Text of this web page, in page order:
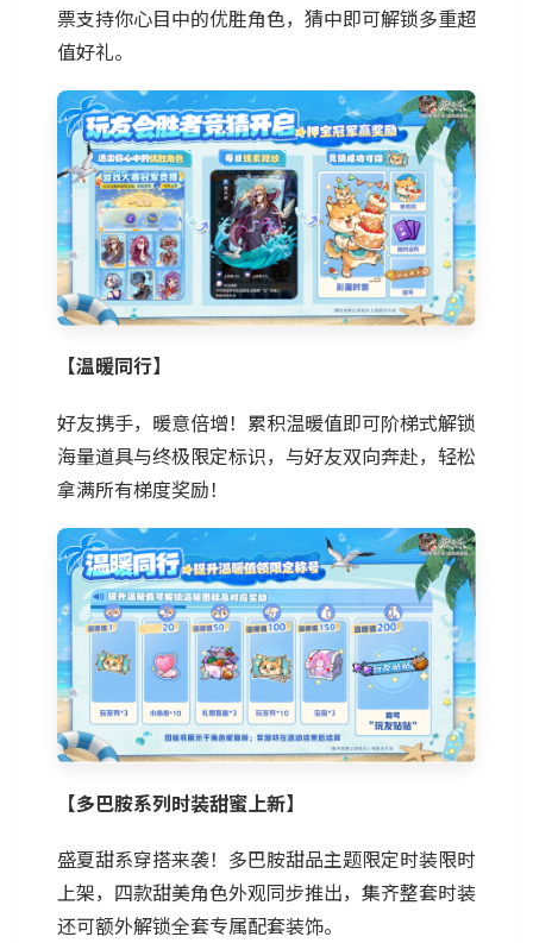
票支持你心目中的优胜角色，猜中即可解锁多重超
值好礼。
【温暖同行】
好友携手，暖意倍增！累积温暖值即可阶梯式解锁
海量道具与终极限定标识，与好友双向奔赴，轻松
拿满所有梯度奖励！
【多巴胺系列时装甜蜜上新】
盛夏甜系穿搭来袭！多巴胺甜品主题限定时装限时
上架，四款甜美角色外观同步推出，集齐整套时装
还可额外解锁全套专属配套装饰。